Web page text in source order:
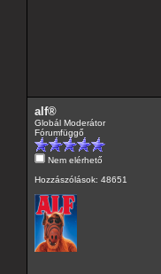
alf®
Globál Moderátor
Fórumfüggő
Nem elérhető
Hozzászólások: 48651